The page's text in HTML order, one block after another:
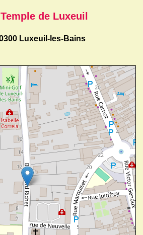
Temple de Luxeuil
Luxeuil-les-Bains